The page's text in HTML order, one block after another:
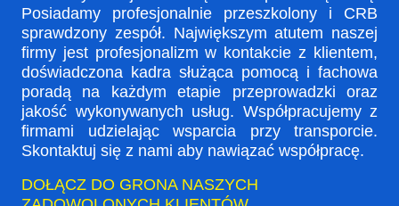
Posiadamy profesjonalnie przeszkolony i CRB
sprawdzony zespół. Największym atutem naszej
firmy jest profesjonalizm w kontakcie z klientem,
doświadczona kadra służąca pomocą i fachowa
poradą na każdym etapie przeprowadzki oraz
jakość wykonywanych usług. Współpracujemy z
firmami udzielając wsparcia przy transporcie.
Skontaktuj się z nami aby nawiązać współpracę.
DOŁĄCZ DO GRONA NASZYCH